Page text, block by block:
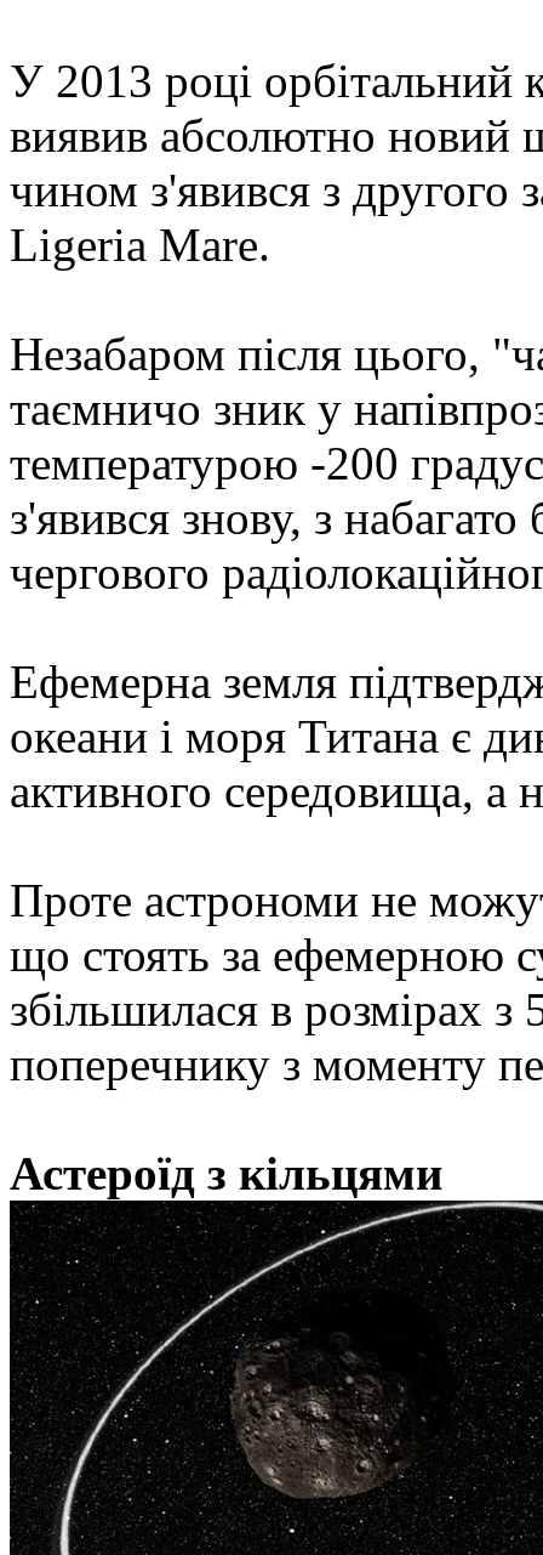
У 2013 році орбітальний
виявив абсолютно новий
чином з'явився з
Ligeria Mare.
Незабаром після цього,
таємничо зник у
температурою -200
з'явився знову, з
чергового
Ефемерна земля
океани і моря Титана є
активного середовища, а
Проте астрономи не
що стоять за ефемерною
збільшилася в розмірах з
поперечнику з моменту
Астероїд з кільцями